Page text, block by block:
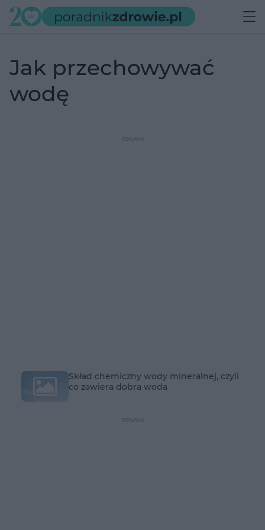
jak przechowywać
wodę
Skład chemiczny wody mineralnej, czyli
co zawiera dobra woda